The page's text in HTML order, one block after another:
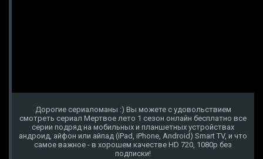
Дорогие сериаломаны :) Вы можете с удовольствием
смотреть сериал Мертвое лето 1 сезон онлайн бесплатно все
серии подряд на мобильных и планшетных устройствах
андроид, айфон или айпад (iPad, iPhone, Android) Smart TV, и что
самое важное - в хорошем качестве HD 720, 1080p без
подписки!